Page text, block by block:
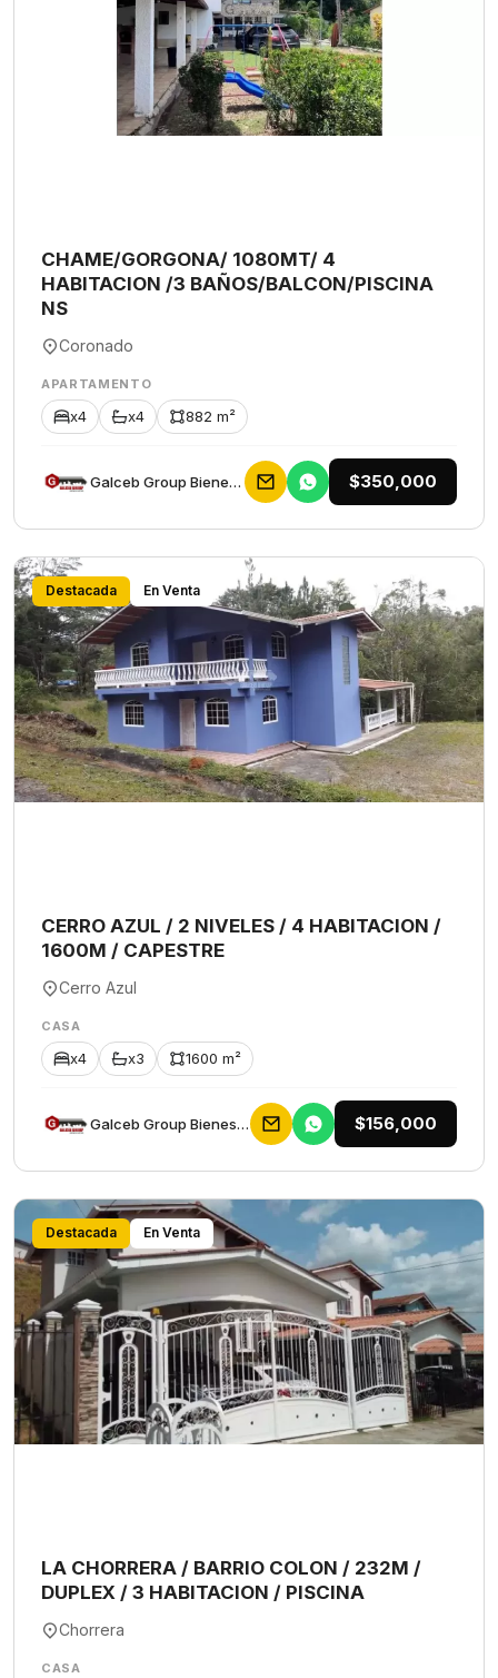
CHAME/GORGONA/ 1080MT/ 4
HABITACION /3 BAÑOS/BALCON/PISCINA
NS
Coronado
APARTAMENTO
x4 x4 882 m²
Galceb Group Bienes Raices $350,000
Destacada En Venta
CERRO AZUL / 2 NIVELES / 4 HABITACION /
1600M / CAPESTRE
Cerro Azul
CASA
x4 x3 1600 m²
Galceb Group Bienes Raices $156,000
Destacada En Venta
LA CHORRERA / BARRIO COLON / 232M /
DUPLEX / 3 HABITACION / PISCINA
Chorrera
CASA